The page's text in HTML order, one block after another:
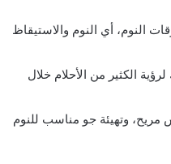
النوم، أي النوم والاستيقاظ
الكثير من الأحلام خلال
مريح، وتهيئة جو مناسب للنوم